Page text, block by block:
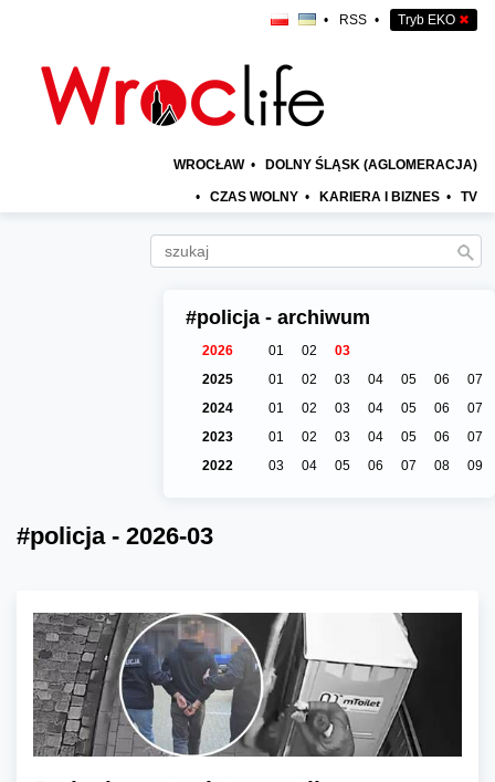
• RSS • Tryb EKO ✖
WROCŁAW • DOLNY ŚLĄSK (AGLOMERACJA)
• CZAS WOLNY • KARIERA I BIZNES • TV
#policja - archiwum
2026 01 02
03
2025
01 02 03 04 05 06
07
2024
01 02 03 04 05 06
07
2023
01 02 03 04 05 06
07
2022
03 04 05 06 07 08 09
#policja - 2026-03